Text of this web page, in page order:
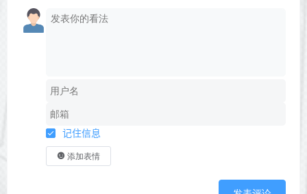
记住信息
添加表情